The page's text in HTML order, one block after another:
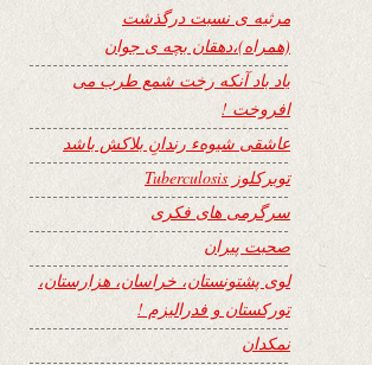
مرثیه ی نسبت درگذشت
(همراه)،دهقان بچه ی جوان
یاد باد آنکه رخت شمع طرب می
افروخت !
عاشقی شیوهء رندانِ بلاکش باشد
توبرکلوز Tuberculosis
سرگرمی های فکری
صحبت پیران
لوی پشتونستان، خراسان، هزارستان،
تورکستان و فدرالیزم !
نمکدان